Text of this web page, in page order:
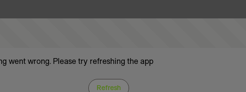
went wrong. Please try refreshing the app
Refresh